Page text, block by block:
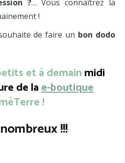
?… Vous connaîtrez la
!
de faire un bon dodo
et à demainmidi
de lae-boutique
!
!!!